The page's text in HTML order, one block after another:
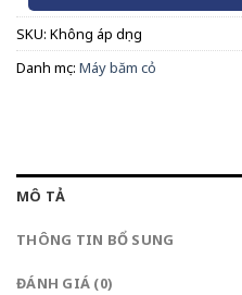
SKU: Không áp dụng
Danh mục: Máy băm cỏ
MÔ TẢ
THÔNG TIN BỔ SUNG
ĐÁNH GIÁ (0)